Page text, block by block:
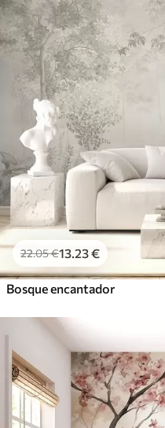
22.05€13 .23€
Bosque encantador